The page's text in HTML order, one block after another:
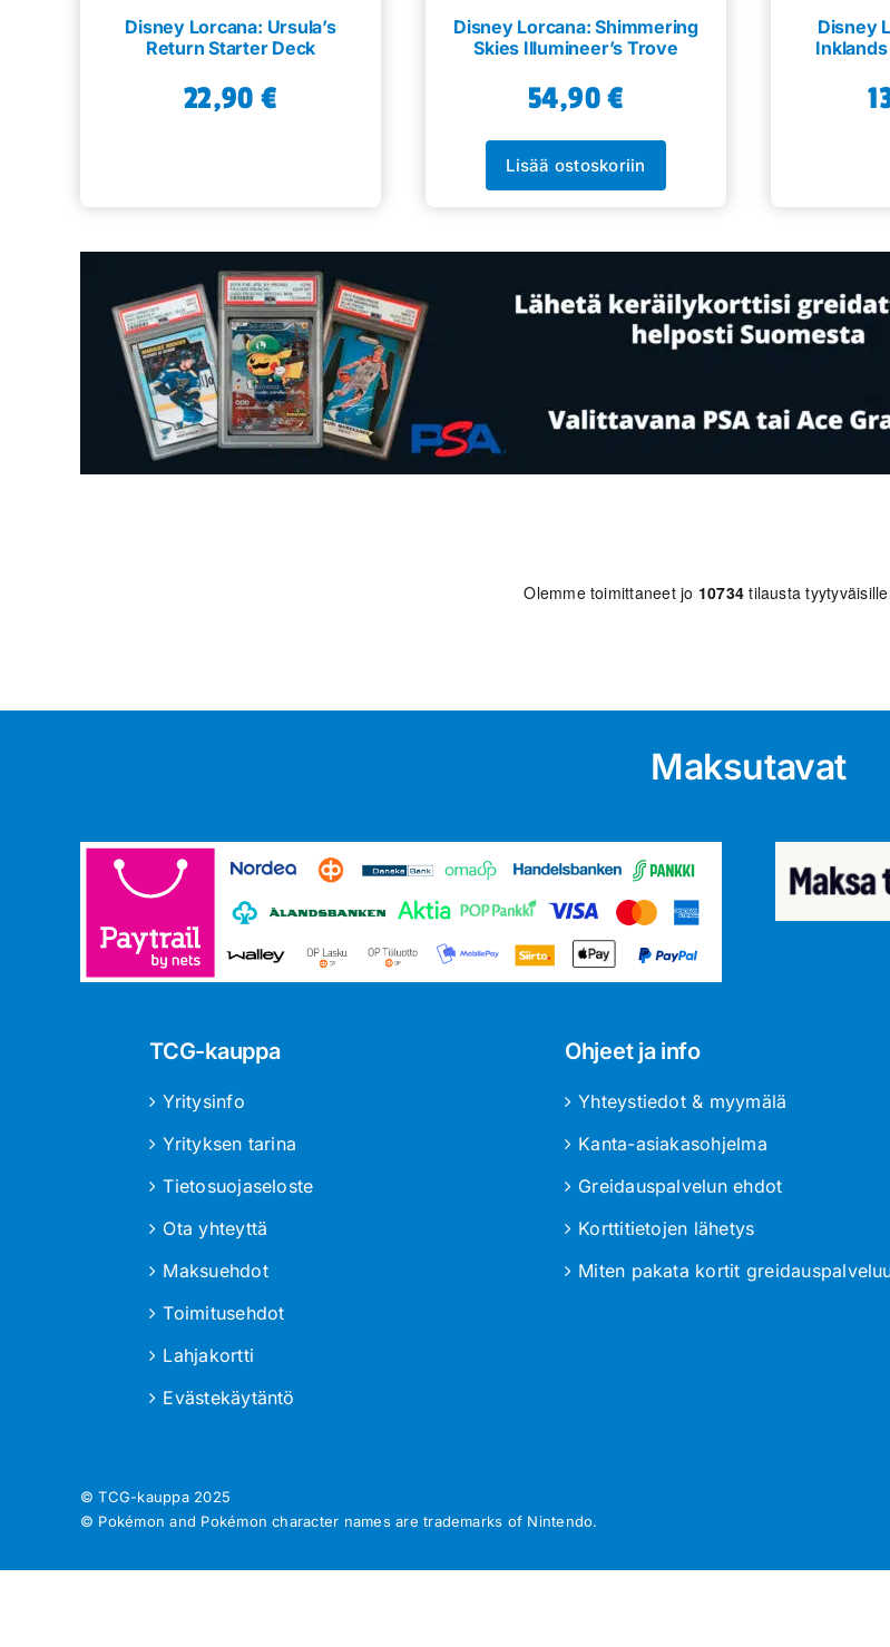
Disney Lorcana: Ursula’s
Return Starter Deck
22,90 €
Disney Lorcana: Shimmering
Skies Illumineer’s Trove
54,90€
Lisää ostoskoriin
Disney
Olemme toimittaneet jo 10734 tilausta
Maksutavat
TCG-kauppa
Yritysinfo
Yrityksen tarina
Tietosuojaseloste
Ota yhteyttä
Maksuehdot
Toimitusehdot
Lahjakortti
Evästekäytäntö
Ohjeet ja info
Yhteystiedot & myymälä
Kanta-asiakasohjelma
Greidauspalvelun ehdot
Korttitietojen lähetys
Miten pakata kortit
© TCG-kauppa 2025
© Pokémon and Pokémon character names are trademarks of Nintendo.